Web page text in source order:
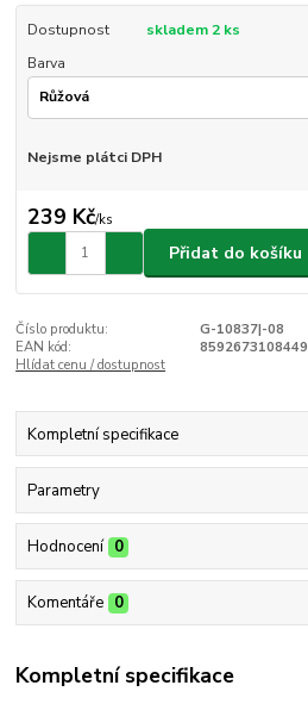
Dostupnost
skladem 2 ks
Barva
Nejsme plátci DPH
239 Kč/ks
Přidat do košíku
Číslo produktu:
G-10837|-08
EAN kód:
8592673108449
Hlídat cenu / dostupnost
Kompletní specifikace
Parametry
Hodnocení 0
Komentáře 0
Kompletní specifikace